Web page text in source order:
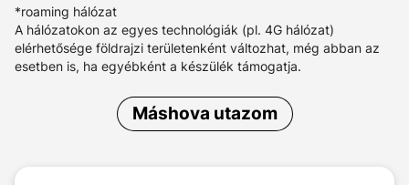
*roaming hálózat
A hálózatokon az egyes technológiák (pl. 4G hálózat)
elérhetősége földrajzi területenként változhat, még abban az
esetben is, ha egyébként a készülék támogatja.
Máshova utazom